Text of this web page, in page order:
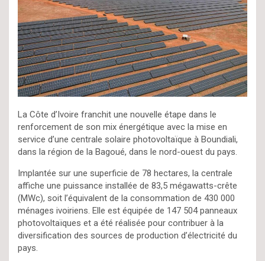
La Côte d’Ivoire franchit une nouvelle étape dans le
renforcement de son mix énergétique avec la mise en
service d’une centrale solaire photovoltaïque à Boundiali,
dans la région de la Bagoué, dans le nord-ouest du pays.
Implantée sur une superficie de 78 hectares, la centrale
affiche une puissance installée de 83,5 mégawatts-crête
(MWc), soit l’équivalent de la consommation de 430 000
ménages ivoiriens. Elle est équipée de 147 504 panneaux
photovoltaïques et a été réalisée pour contribuer à la
diversification des sources de production d’électricité du
pays.